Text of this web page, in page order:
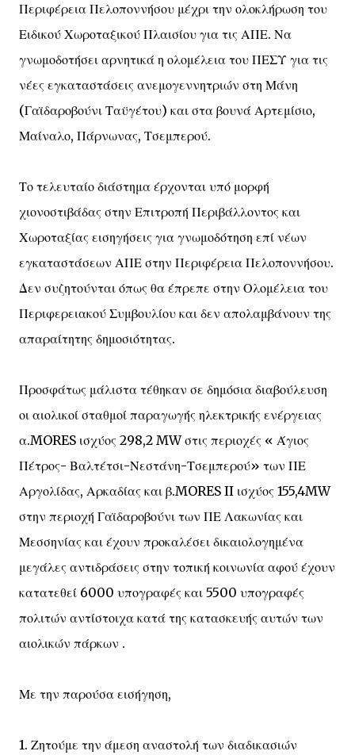
Περιφέρεια Πελοποννήσου μέχρι την ολοκλήρωση του
Ειδικού Χωροταξικού Πλαισίου για τις ΑΠΕ. Να
γνωμοδοτήσει αρνητικά η ολομέλεια του ΠΕΣΥ για τις
νέες εγκαταστάσεις ανεμογεννητριών στη Μάνη
(Γαϊδαροβούνι Ταϋγέτου) και στα βουνά Αρτεμίσιο,
Μαίναλο, Πάρνωνας, Τσεμπερού.
Το τελευταίο διάστημα έρχονται υπό μορφή
χιονοστιβάδας στην Επιτροπή Περιβάλλοντος και
Χωροταξίας εισηγήσεις για γνωμοδότηση επί νέων
εγκαταστάσεων ΑΠΕ στην Περιφέρεια Πελοποννήσου.
Δεν συζητούνται όπως θα έπρεπε στην Ολομέλεια του
Περιφερειακού Συμβουλίου και δεν απολαμβάνουν της
απαραίτητης δημοσιότητας.
Προσφάτως μάλιστα τέθηκαν σε δημόσια διαβούλευση
οι αιολικοί σταθμοί παραγωγής ηλεκτρικής ενέργειας
α.MORES ισχύος 298,2 MW στις περιοχές « Άγιος
Πέτρος- Βαλτέτσι-Νεστάνη-Τσεμπερού» των ΠΕ
Αργολίδας, Αρκαδίας και β.MORES II ισχύος 155,4MW
στην περιοχή Γαϊδαροβούνι των ΠΕ Λακωνίας και
Μεσσηνίας και έχουν προκαλέσει δικαιολογημένα
μεγάλες αντιδράσεις στην τοπική κοινωνία αφού έχουν
κατατεθεί 6000 υπογραφές και 5500 υπογραφές
πολιτών αντίστοιχα κατά της κατασκευής αυτών των
αιολικών πάρκων .
Με την παρούσα εισήγηση,
1. Ζητούμε την άμεση αναστολή των διαδικασιών